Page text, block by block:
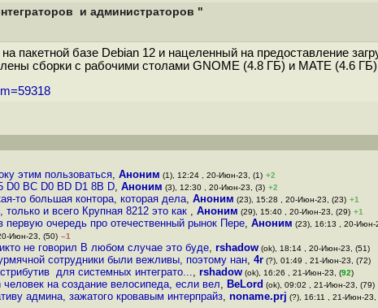
и администраторов "
пакетной базе Debian 12 и нацеленный на предоставление
сборки с рабочими столами GNOME (4.8 ГБ) и MATE (4.6
этим пользоваться, Аноним (1), 12:24 , 20-Июн-23, (1) +2
D0 BC D0 BD D1 8B D, Аноним (3), 12:30 , 20-Июн-23, (3) +2
то большая контора, которая дела, Аноним (23), 15:28 , 20-Июн-23, (23) +1
и всего Крупная 8212 это как , Аноним (29), 15:40 , 20-Июн-23, (29) +1
очередь про отечественный рынок Пере, Аноним (23), 16:13 , 20-Июн-
Июн-23, (50) –1
не говорил В любом случае это буде, rshadow (ok), 18:14 , 20-Июн-23, (51)
сотрудники были вежливы, поэтому нан, 4r (?), 01:49 , 21-Июн-23, (72)
для системных интеграто..., rshadow (ok), 16:26 , 21-Июн-23, (92)
на создание велосипеда, если вел, BeLord (ok), 09:02 , 21-Июн-23, (79)
админа, зажатого кровавым интерпрайз, noname.prj (?), 16:11 , 21-Июн-23,